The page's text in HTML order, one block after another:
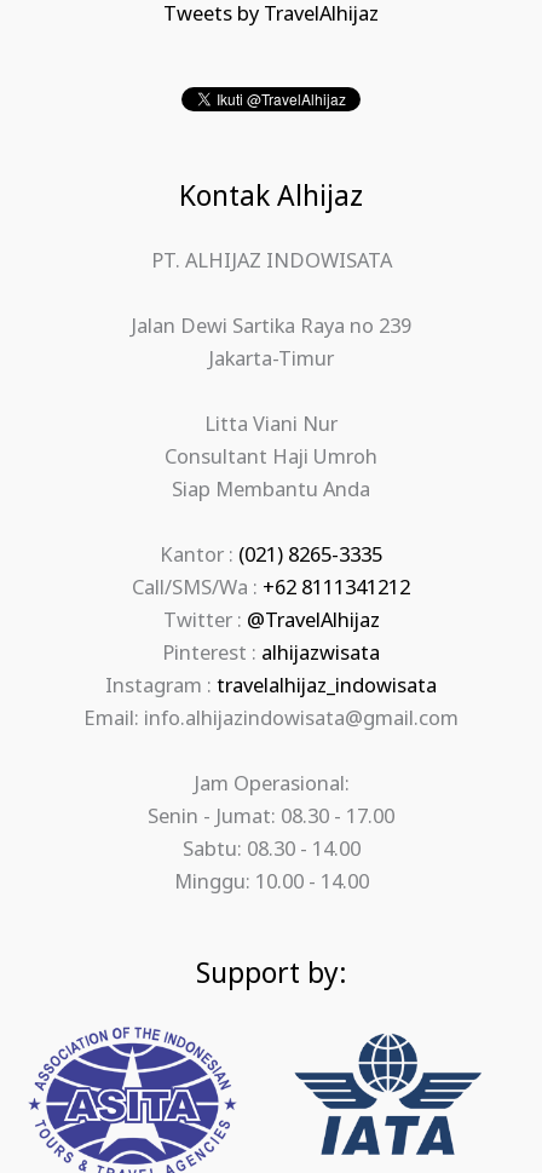
Tweets by TravelAlhijaz
Kontak Alhijaz
PT. ALHIJAZ INDOWISATA
Jalan Dewi Sartika Raya no 239
Jakarta-Timur
Litta Viani Nur
Consultant Haji Umroh
Siap Membantu Anda
Kantor : (021) 8265-3335
Call/SMS/Wa : +62 8111341212
Twitter : @TravelAlhijaz
Pinterest : alhijazwisata
Instagram : travelalhijaz_indowisata
Email: info.alhijazindowisata@gmail.com
Jam Operasional:
Senin - Jumat: 08.30 - 17.00
Sabtu: 08.30 - 14.00
Minggu: 10.00 - 14.00
Support by: